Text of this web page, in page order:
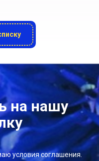
на нашу
условия соглашения.